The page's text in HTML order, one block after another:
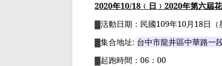
2020年10/18 ﹙日﹚ 2020年第六屆
▓活動日期： 民國109年10月18日
▓集合地址: 台中市龍井區中華路一
▓起跑時間： 06 ： 00